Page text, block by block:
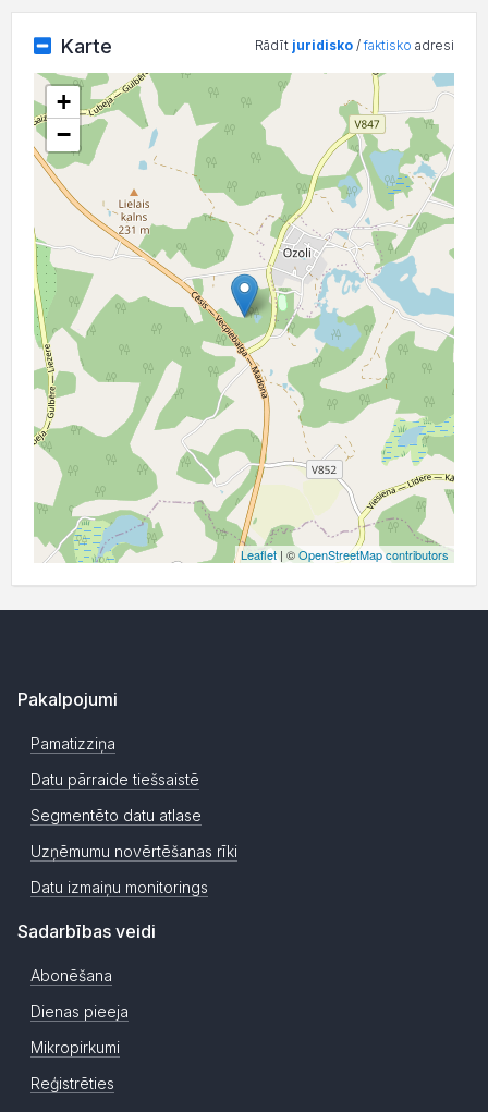
Karte Rādīt juridisko /faktisko adresi
+
−
Leaflet | ©OpenStreetMap contributors
Pakalpojumi
Pamatizziņa
Datu pārraide tiešsaistē
Segmentēto datu atlase
Uzņēmumu novērtēšanas rīki
Datu izmaiņu monitorings
Sadarbības veidi
Abonēšana
Dienas pieeja
Mikropirkumi
Reģistrēties